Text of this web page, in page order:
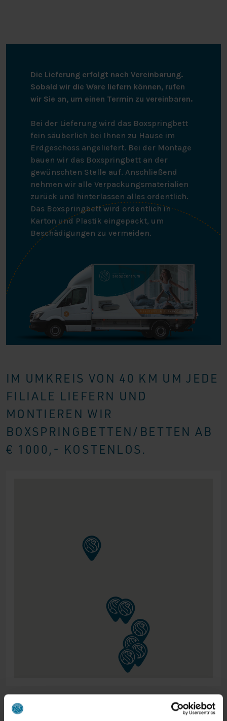
Die Lieferung erfolgt nach Vereinbarung.
Sobald wir die Ware liefern können, rufen
wir Sie an, um einen Termin zu vereinbaren.
Bei der Lieferung wird das Boxspringbett
fein säuberlich bei Ihnen zu Hause im
Erdgeschoss angeliefert. Bei der Montage
bauen wir das Boxspringbett an der
gewünschten Stelle auf. Anschließend
nehmen wir alle Verpackungsmaterialien
zurück und hinterlassen alles ordentlich.
Das Boxspringbett wird ordentlich in
Karton und Plastik eingepackt, um
Beschädigungen zu vermeiden.
IM UMKREIS VON 40 KM UM JEDE
FILIALE LIEFERN UND
MONTIEREN WIR
BOXSPRINGBETTEN/BETTEN AB
€ 1000,- KOSTENLOS.